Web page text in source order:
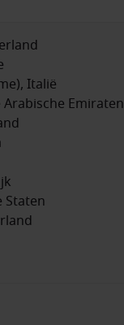
Italië
Emiraten
Staten